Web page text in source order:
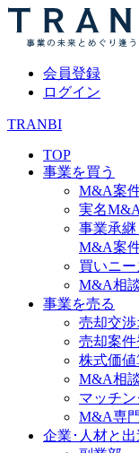
会員登録
ログイン
TRANBI
TOP
事業を買う
M&A案
実名
事業承
M&A案
買いニ
M&A相
事業を売る
売却交
売却案
株式価値
M&A相
マッチ
M&A専
企業･人材と出